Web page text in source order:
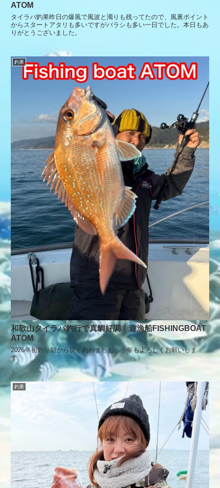
ATOM
タイラバ釣果昨日の爆風で風波と濁りも残ってたので、風裏ポイント
からスタートアタリも多いですがバラシも多い一日でした。本日もあ
りがとうございました。
釣果
和歌山タイラバ釣行で真鯛好調｜遊漁船FISHINGBOAT
ATOM
2026年初釣り朝から良く釣れました。今年もよろしくお願いしま
す。
釣果